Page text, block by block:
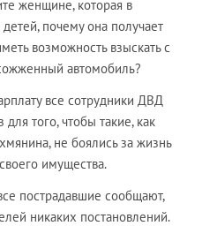
женщине, которая в
почему она получает
возможность взыскать с
автомобиль?
все сотрудники ДВД
того, чтобы такие, как
не боялись за жизнь
имущества.
пострадавшие сообщают,
никаких постановлений.